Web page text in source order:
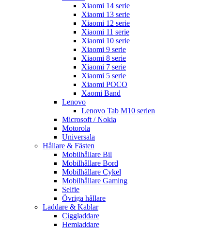
Xiaomi 14 serie
Xiaomi 13 serie
Xiaomi 12 serie
Xiaomi 11 serie
Xiaomi 10 serie
Xiaomi 9 serie
Xiaomi 8 serie
Xiaomi 7 serie
Xiaomi 5 serie
Xiaomi POCO
Xaomi Band
Lenovo
Lenovo Tab M10 serien
Microsoft / Nokia
Motorola
Universala
Hållare & Fästen
Mobilhållare Bil
Mobilhållare Bord
Mobilhållare Cykel
Mobilhållare Gaming
Selfie
Övriga hållare
Laddare & Kablar
Ciggladdare
Hemladdare